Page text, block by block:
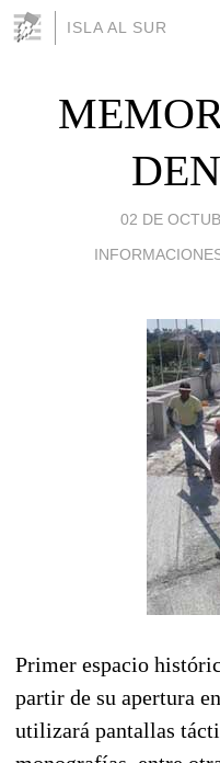
ISLA AL SUR
02 DE
Primer espacio
partir de su apertura
utilizará pantallas